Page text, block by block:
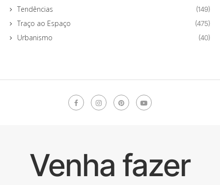
Tendências (149)
Traço ao Espaço (475)
Urbanismo (40)
Venha fazer